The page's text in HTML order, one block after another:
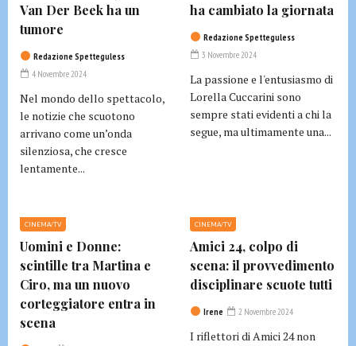
Van Der Beek ha un
tumore
Redazione Spetteguless
4 Novembre 2024
Nel mondo dello spettacolo,
le notizie che scuotono
arrivano come un’onda
silenziosa, che cresce
lentamente...
ha cambiato la giornata
Redazione Spetteguless
3 Novembre 2024
La passione e l'entusiasmo di
Lorella Cuccarini sono
sempre stati evidenti a chi la
segue, ma ultimamente una...
CINEMA/TV
Uomini e Donne:
scintille tra Martina e
Ciro, ma un nuovo
corteggiatore entra in
scena
CINEMA/TV
Amici 24, colpo di
scena: il provvedimento
disciplinare scuote tutti
Irene 2 Novembre 2024
I riflettori di Amici 24 non